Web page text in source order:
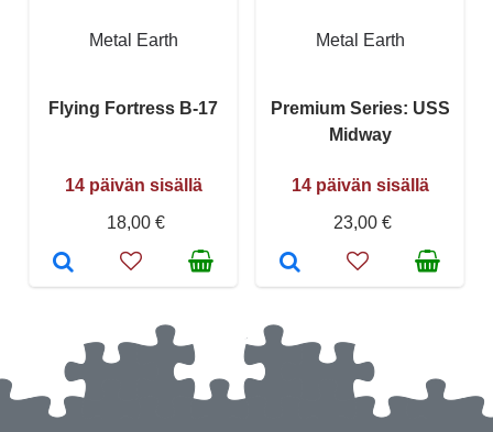
Metal Earth
Flying Fortress B-17
14 päivän sisällä
18,00 €
Metal Earth
Premium Series: USS
Midway
14 päivän sisällä
23,00 €